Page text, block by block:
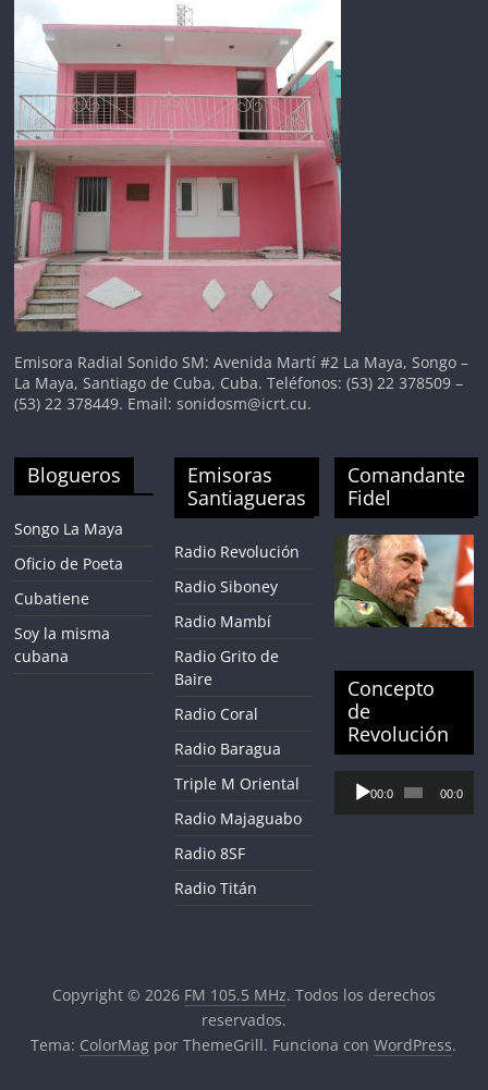
Emisora Radial Sonido SM: Avenida Martí #2 La Maya, Songo –
La Maya, Santiago de Cuba, Cuba. Teléfonos: (53) 22 378509 –
(53) 22 378449. Email: sonidosm@icrt.cu.
Blogueros
Songo La Maya
Oficio de Poeta
Cubatiene
Soy la misma
cubana
Emisoras
Santiagueras
Radio Revolución
Radio Siboney
Radio Mambí
Radio Grito de
Baire
Radio Coral
Radio Baragua
Triple M Oriental
Radio Majaguabo
Radio 8SF
Radio Titán
Comandante
Fidel
Concepto
de
Revolución
Reproductor
audio
00:00 00:00
Copyright © 2026 FM 105.5 MHz. Todos los derechos
reservados.
Tema: ColorMag por ThemeGrill. Funciona conWordPress.